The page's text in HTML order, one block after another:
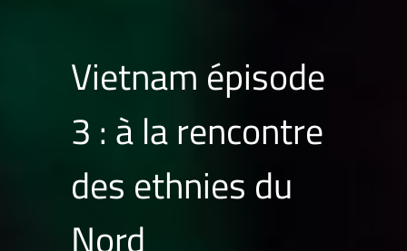
Vietnam épisode
3 : à la rencontre
des ethnies du
Nord